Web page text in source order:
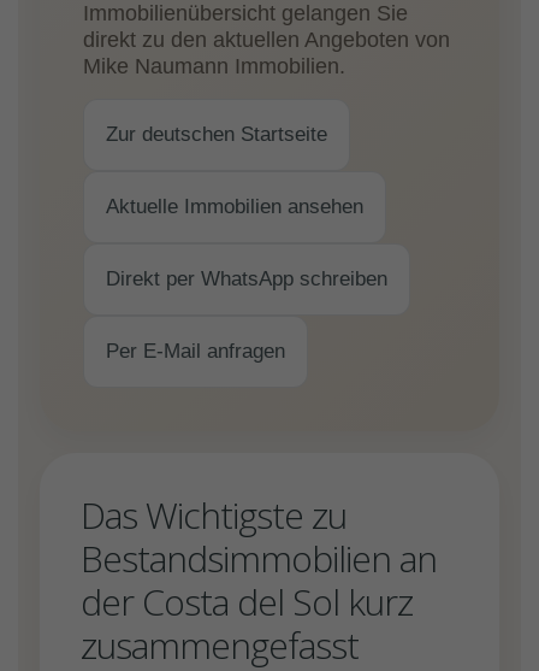
Immobilienübersicht gelangen Sie
direkt zu den aktuellen Angeboten von
Mike Naumann Immobilien.
Zur deutschen Startseite
Aktuelle Immobilien ansehen
Direkt per WhatsApp schreiben
Per E-Mail anfragen
Das Wichtigste zu
Bestandsimmobilien an
der Costa del Sol kurz
zusammengefasst